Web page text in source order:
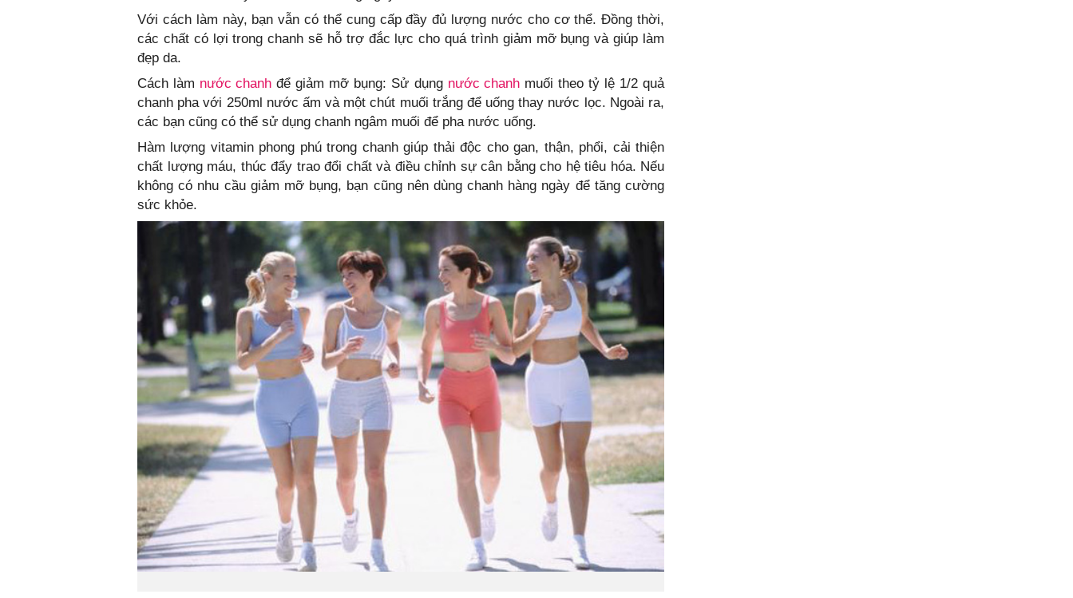
Với cách làm này, bạn vẫn có thể cung cấp đầy đủ lượng nước cho cơ thể. Đồng thời,
các chất có lợi trong chanh sẽ hỗ trợ đắc lực cho quá trình giảm mỡ bụng và giúp làm
đẹp da.
Cách làm nước chanh để giảm mỡ bụng: Sử dụng nước chanhmuối theo tỷ lệ 1/2 quả
chanh pha với 250ml nước ấm và một chút muối trắng để uống thay nước lọc. Ngoài ra,
các bạn cũng có thể sử dụng chanh ngâm muối để pha nước uống.
Hàm lượng vitamin phong phú trong chanh giúp thải độc cho gan, thận, phổi, cải thiện
chất lượng máu, thúc đẩy trao đổi chất và điều chỉnh sự cân bằng cho hệ tiêu hóa. Nếu
không có nhu cầu giảm mỡ bụng, bạn cũng nên dùng chanh hàng ngày để tăng cường
sức khỏe.